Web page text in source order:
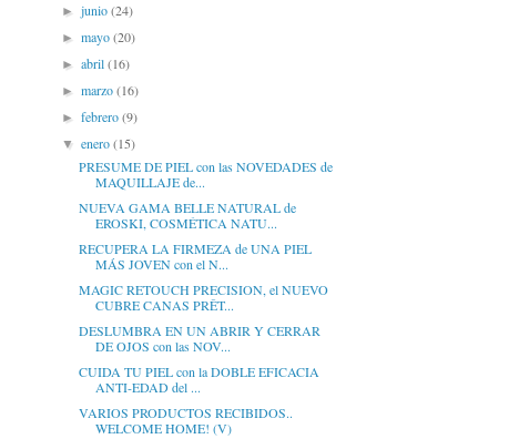
►junio(24)
►mayo(20)
►abril(16)
►marzo(16)
►febrero(9)
▼enero(15)
PRESUME DE PIEL con las NOVEDADES de
MAQUILLAJE de...
NUEVA GAMA BELLE NATURAL de
EROSKI, COSMÉTICA NATU...
RECUPERA LA FIRMEZA de UNA PIEL
MÁS JOVEN con el N...
MAGIC RETOUCH PRECISION, el NUEVO
CUBRE CANAS PRÊT...
DESLUMBRA EN UN ABRIR Y CERRAR
DE OJOS con las NOV...
CUIDA TU PIEL con la DOBLE EFICACIA
ANTI-EDAD del ...
VARIOS PRODUCTOS RECIBIDOS..
WELCOME HOME! (V)